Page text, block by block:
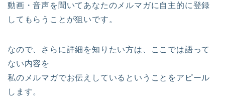
動画・音声を聞いてあなたのメルマガに自主的に登録
してもらうことが狙いです。
なので、さらに詳細を知りたい方は、ここでは語って
ない内容を
私のメルマガでお伝えしているということをアピール
します。